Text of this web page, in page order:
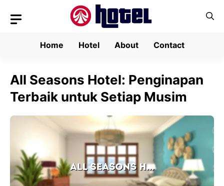
Home
Hotel About Contact
All Seasons Hotel: Penginapan
Terbaik untuk Setiap Musim